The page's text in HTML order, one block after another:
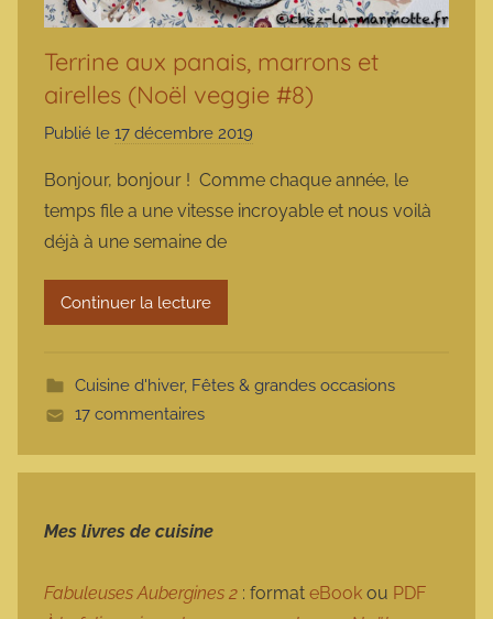
Terrine aux panais, marrons et
airelles (Noël veggie #8)
Publié le 17 décembre 2019
r
m
t
Bonjour, bonjour ! Comme chaque année, le
temps file a une vitesse incroyable et nous voilà
déjà à une semaine de
Continuer la lecture
Cuisine d'hiver, Fêtes & grandes occasions
17 commentaires
Mes livres de cuisine
Fabuleuses Aubergines 2 : format eBook ou PDF